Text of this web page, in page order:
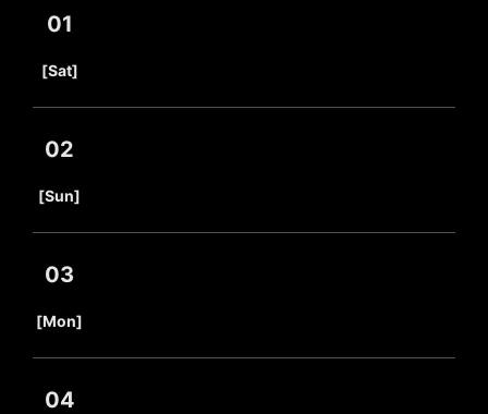
01
[Sat]
02
[Sun]
03
[Mon]
04